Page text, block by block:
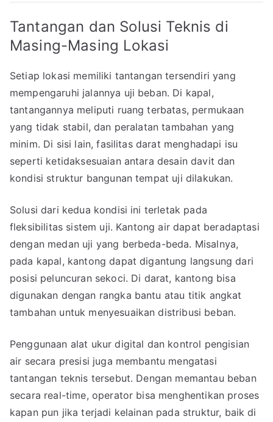
Tantangan dan Solusi Teknis di
Masing-Masing Lokasi
Setiap lokasi memiliki tantangan tersendiri yang
mempengaruhi jalannya uji beban. Di kapal,
tantangannya meliputi ruang terbatas, permukaan
yang tidak stabil, dan peralatan tambahan yang
minim. Di sisi lain, fasilitas darat menghadapi isu
seperti ketidaksesuaian antara desain davit dan
kondisi struktur bangunan tempat uji dilakukan.
Solusi dari kedua kondisi ini terletak pada
fleksibilitas sistem uji. Kantong air dapat beradaptasi
dengan medan uji yang berbeda-beda. Misalnya,
pada kapal, kantong dapat digantung langsung dari
posisi peluncuran sekoci. Di darat, kantong bisa
digunakan dengan rangka bantu atau titik angkat
tambahan untuk menyesuaikan distribusi beban.
Penggunaan alat ukur digital dan kontrol pengisian
air secara presisi juga membantu mengatasi
tantangan teknis tersebut. Dengan memantau beban
secara real-time, operator bisa menghentikan proses
kapan pun jika terjadi kelainan pada struktur, baik di